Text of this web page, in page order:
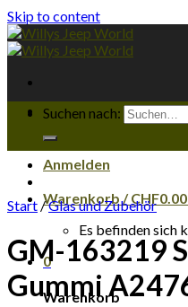
Skip to content
Suchen nach:
Anmelden
Warenkorb /CHF0.00
Es befinden sich
0
Warenkorb
Start /Glas und Zubehör
GM-163219
Gummi